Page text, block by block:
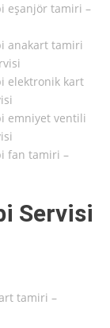
eşanjör tamiri –
anakart tamiri
elektronik kart
emniyet ventili
fan tamiri –
Servisi
tamiri –